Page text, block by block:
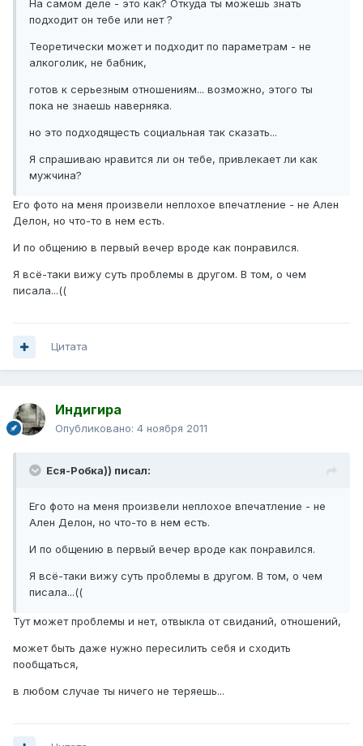
На самом деле - это как? Откуда ты можешь знать
подходит он тебе или нет ?
Теоретически может и подходит по параметрам - не
алкоголик, не бабник,
готов к серьезным отношениям... возможно, этого ты
пока не знаешь наверняка.
но это подходящесть социальная так сказать...
Я спрашиваю нравится ли он тебе, привлекает ли как
мужчина?
Его фото на меня произвели неплохое впечатление - не Ален
Делон, но что-то в нем есть.
И по общению в первый вечер вроде как понравился.
Я всё-таки вижу суть проблемы в другом. В том, о чем
писала...((
Цитата
Индигира
Опубликовано: 4 ноября 2011
Еся-Робка)) писал:
Его фото на меня произвели неплохое впечатление - не
Ален Делон, но что-то в нем есть.
И по общению в первый вечер вроде как понравился.
Я всё-таки вижу суть проблемы в другом. В том, о чем
писала...((
Тут может проблемы и нет, отвыкла от свиданий, отношений,
может быть даже нужно пересилить себя и сходить
пообщаться,
в любом случае ты ничего не теряешь...